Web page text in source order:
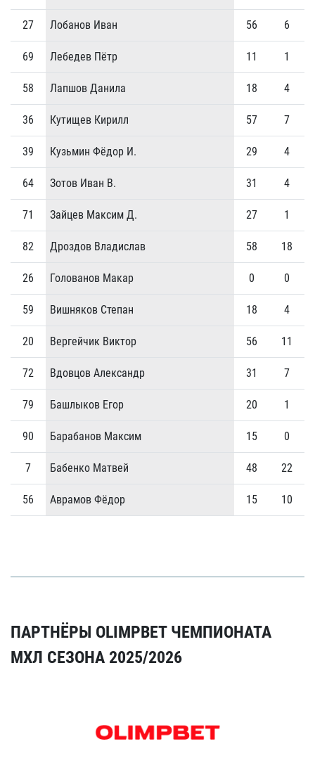
27 Лобанов Иван 56 6
69 Лебедев Пётр 11 1
58 Лапшов Данила 18 4
36 Кутищев Кирилл 57 7
39 Кузьмин Фёдор И. 29 4
64 Зотов Иван В. 31 4
71 Зайцев Максим Д. 27 1
82 Дроздов Владислав 58 18
26 Голованов Макар 0 0
59 Вишняков Степан 18 4
20 Вергейчик Виктор 56 11
72 Вдовцов Александр 31 7
79 Башлыков Егор 20 1
90 Барабанов Максим 15 0
7 Бабенко Матвей 48 22
56 Аврамов Фёдор 15 10
ПАРТНЁРЫ OLIMPBET ЧЕМПИОНАТА
МХЛ СЕЗОНА 2025/2026